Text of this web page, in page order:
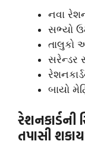
નવા
સભ્યો
તાલુકો
સરેન્ડર
બાયો
તપાસી